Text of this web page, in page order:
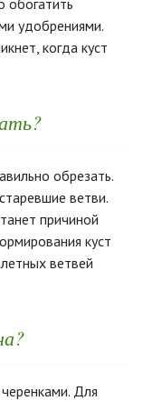
удобрениями.
когда куст
обрезать.
ветви.
причиной
куст
ветвей
Для